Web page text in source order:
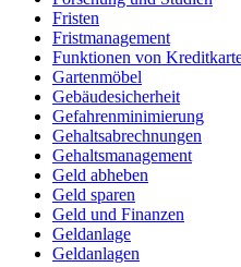
Fristen
Fristmanagement
Funktionen von
Gartenmöbel
Gebäudesicherheit
Gefahrenminimierung
Gehaltsabrechnungen
Gehaltsmanagement
Geld abheben
Geld sparen
Geld und Finanzen
Geldanlage
Geldanlagen